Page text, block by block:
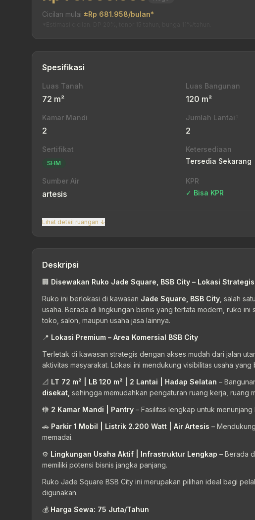
Cicilan mulai ±Rp 681.958/bulan*
Spesifikasi
Luas Tanah
72 m²
Luas Bangunan
120 m²
Kamar Mandi
2
Jumlah Lantai
2
Sertifikat
SHM
Ketersediaan
Tersedia Sekarang
Sumber Air
artesis
KPR
✓ Bisa KPR
Lihat detail ruangan ↓
Deskripsi
🏢 Disewakan Ruko Jade Square, BSB City – Lokasi
Ruko ini berlokasi di kawasan Jade Square, BSB City , salah
usaha. Berada di lingkungan bisnis yang tertata modern, ruko
toko, salon, maupun usaha jasa lainnya.
📍 Lokasi Premium – Area Komersial BSB City
Terletak di kawasan strategis dengan akses mudah dari jalan
aktivitas masyarakat. Lokasi ini mendukung visibilitas usaha
📐 LT 72 m² | LB 120 m² | 2 Lantai | Hadap Selatan –
disekat, sehingga memudahkan pengaturan ruang kerja, ruang
🚻 2 Kamar Mandi | Pantry – Fasilitas lengkap untuk
🚗 Parkir 1 Mobil | Listrik 2.200 Watt | Air Artesis –
memadai.
⚙️ Lingkungan Usaha Aktif | Infrastruktur Lengkap – Berada
memiliki potensi bisnis jangka panjang.
Ruko Jade Square BSB City ini merupakan pilihan ideal bagi
digunakan.
💰 Harga Sewa: 75 Juta/Tahun